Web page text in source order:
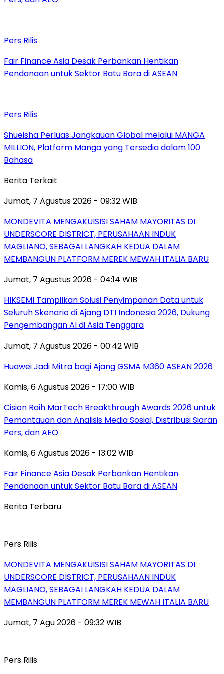
Pers Rilis
Fair Finance Asia Desak Perbankan Hentikan
Pendanaan untuk Sektor Batu Bara di ASEAN
Pers Rilis
Shueisha Perluas Jangkauan Global melalui MANGA
MILLION, Platform Manga yang Tersedia dalam 100
Bahasa
Berita Terkait
Jumat, 7 Agustus 2026 - 09:32 WIB
MONDEVITA MENGAKUISISI SAHAM MAYORITAS DI
UNDERSCORE DISTRICT, PERUSAHAAN INDUK
MAGLIANO, SEBAGAI LANGKAH KEDUA DALAM
MEMBANGUN PLATFORM MEREK MEWAH ITALIA BARU
Jumat, 7 Agustus 2026 - 04:14 WIB
HIKSEMI Tampilkan Solusi Penyimpanan Data untuk
Seluruh Skenario di Ajang DTI Indonesia 2026, Dukung
Pengembangan AI di Asia Tenggara
Jumat, 7 Agustus 2026 - 00:42 WIB
Huawei Jadi Mitra bagi Ajang GSMA M360 ASEAN 2026
Kamis, 6 Agustus 2026 - 17:00 WIB
Cision Raih MarTech Breakthrough Awards 2026 untuk
Pemantauan dan Analisis Media Sosial, Distribusi Siaran
Pers, dan AEO
Kamis, 6 Agustus 2026 - 13:02 WIB
Fair Finance Asia Desak Perbankan Hentikan
Pendanaan untuk Sektor Batu Bara di ASEAN
Berita Terbaru
Pers Rilis
MONDEVITA MENGAKUISISI SAHAM MAYORITAS DI
UNDERSCORE DISTRICT, PERUSAHAAN INDUK
MAGLIANO, SEBAGAI LANGKAH KEDUA DALAM
MEMBANGUN PLATFORM MEREK MEWAH ITALIA BARU
Jumat, 7 Agu 2026 - 09:32 WIB
Pers Rilis